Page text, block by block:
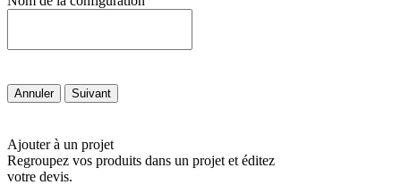
Annuler Suivant
Ajouter à un projet
Regroupez vos produits dans un projet et éditez
votre devis.